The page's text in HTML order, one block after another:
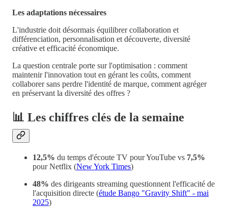
Les adaptations nécessaires
L'industrie doit désormais équilibrer collaboration et
différenciation, personnalisation et découverte, diversité
créative et efficacité économique.
La question centrale porte sur l'optimisation : comment
maintenir l'innovation tout en gérant les coûts, comment
collaborer sans perdre l'identité de marque, comment agréger
en préservant la diversité des offres ?
📊 Les chiffres clés de la semaine
12,5% du temps d'écoute TV pour YouTube vs 7,5%
pour Netflix (New York Times)
48% des dirigeants streaming questionnent l'efficacité de
l'acquisition directe (étude Bango "Gravity Shift" - mai
2025)